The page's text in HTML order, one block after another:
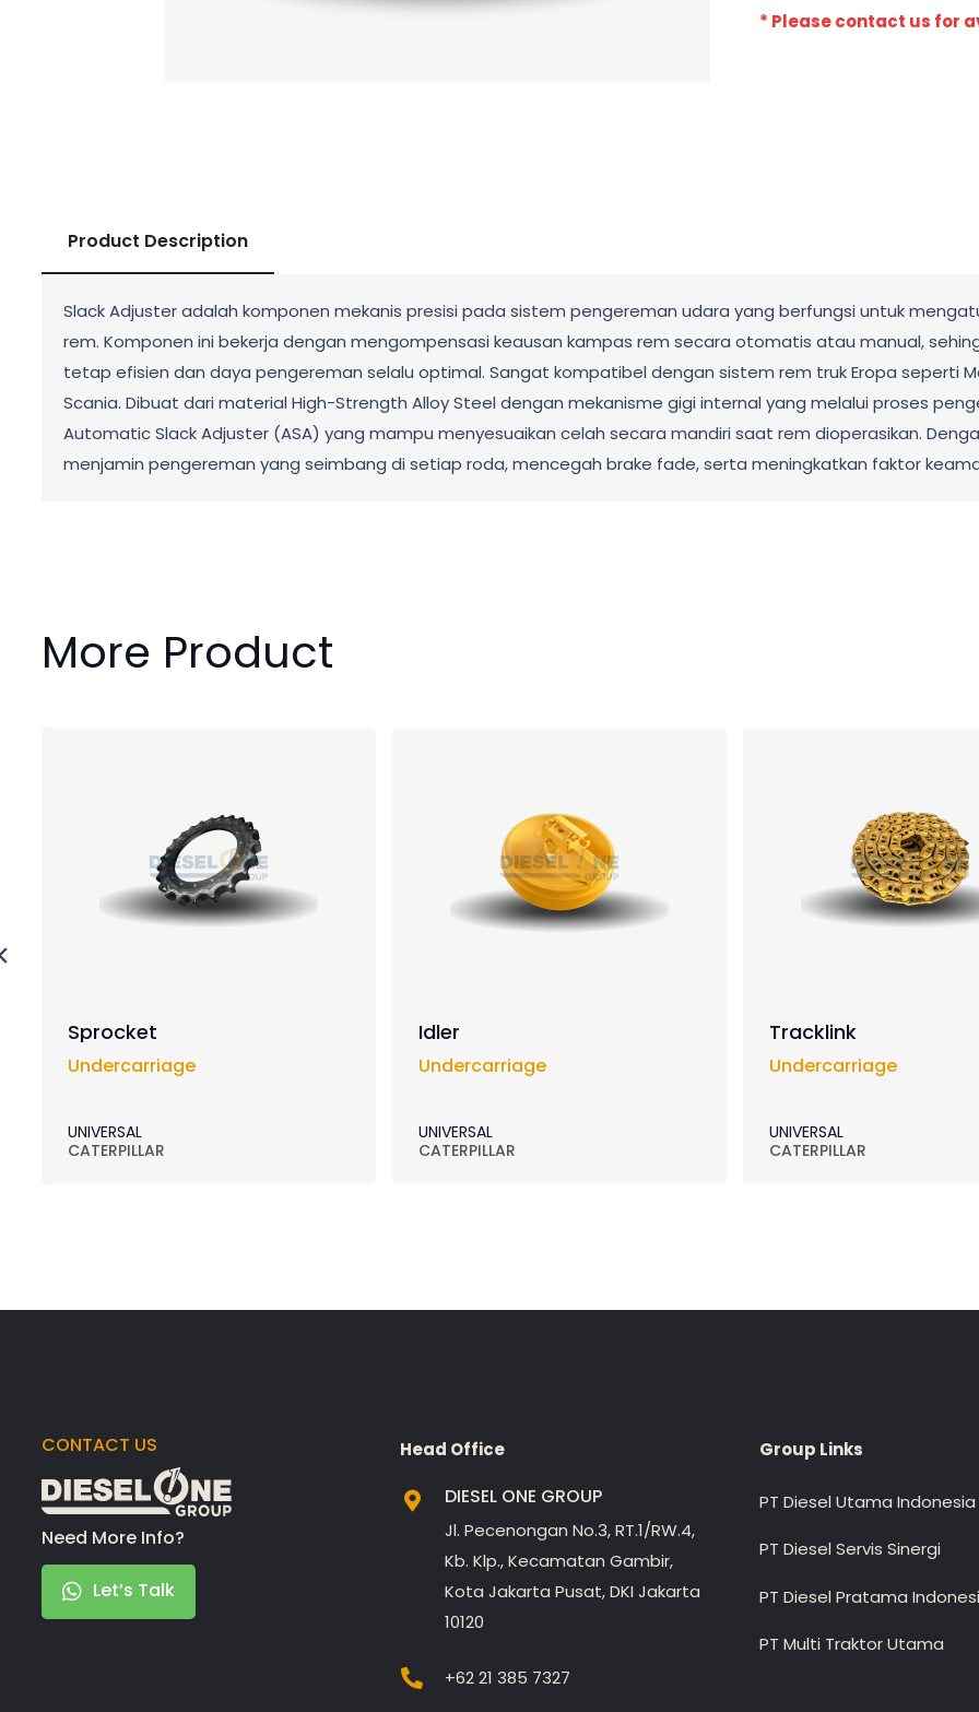
* Please contact us for
Product Description
Slack Adjuster adalah komponen mekanis presisi pada sistem pengereman udara yang berfungsi untuk
rem. Komponen ini bekerja dengan mengompensasi keausan kampas rem secara otomatis atau manual,
tetap efisien dan daya pengereman selalu optimal. Sangat kompatibel dengan sistem rem truk Eropa seperti
Scania. Dibuat dari material High-Strength Alloy Steel dengan mekanisme gigi internal yang melalui proses
Automatic Slack Adjuster (ASA) yang mampu menyesuaikan celah secara mandiri saat rem dioperasikan.
menjamin pengereman yang seimbang di setiap roda, mencegah brake fade, serta meningkatkan faktor
More Product
Sprocket
Undercarriage
UNIVERSAL
CATERPILLAR
Idler
Undercarriage
UNIVERSAL
CATERPILLAR
Tracklink
Undercarriage
UNIVERSAL
CATERPILLAR
CONTACT US
Need More Info?
Let’s Talk
Head Office
DIESEL ONE GROUP
Jl. Pecenongan No.3, RT.1/RW.4,
Kb. Klp., Kecamatan Gambir,
Kota Jakarta Pusat, DKI Jakarta
10120
+62 21 385 7327
Group Links
PT Diesel Utama Indonesia
PT Diesel Servis Sinergi
PT Diesel Pratama
PT Multi Traktor Utama